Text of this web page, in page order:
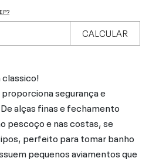
CALCULAR
classico!
segurança e
alças finas e fechamento
pescoço e nas costas, se
perfeito para tomar banho
pequenos aviamentos que